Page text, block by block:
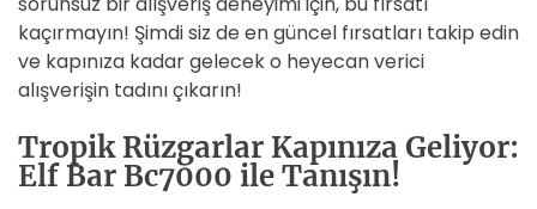
kaçırmayın! Şimdi siz de en güncel fırsatları takip edin
ve kapınıza kadar gelecek o heyecan verici
alışverişin tadını çıkarın!
Tropik Rüzgarlar Kapınıza Geliyor:
Elf Bar Bc7000 ile Tanışın!